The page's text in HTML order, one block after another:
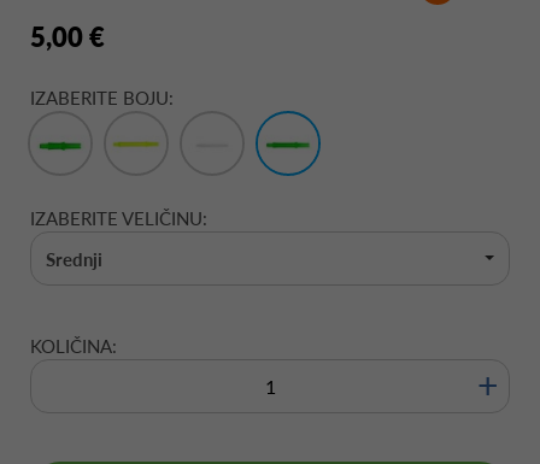
5,00 €
IZABERITE BOJU:
IZABERITE VELIČINU:
Srednji
KOLIČINA:
+